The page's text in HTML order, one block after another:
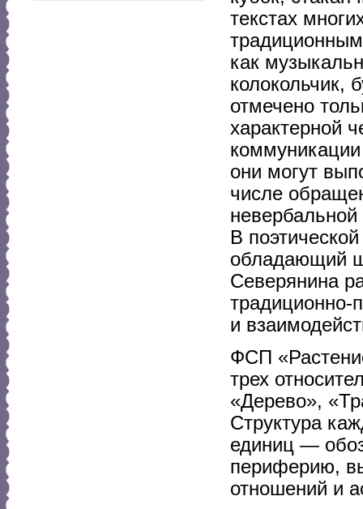
текстах
как
колокольчик,
отмечено
характерной
они могут
числе
невербальной
В
обладающий
Северянина
традиционно-
и
ФСП
трех
«Дерево»,
Структура
единиц —
периферию,
отношений и